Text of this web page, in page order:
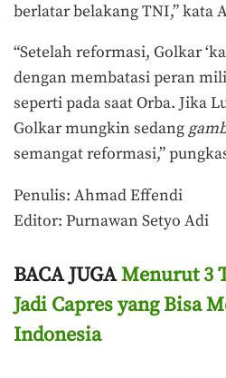
berlatar belakang TNI,” kata
“Setelah reformasi, Golkar
dengan membatasi peran
seperti pada saat Orba. Jika
Golkar mungkin sedang
semangat reformasi,”
Penulis: Ahmad Effendi
Editor: Purnawan Setyo Adi
BACA JUGAMenurut 3
Jadi Capres yang Bisa
Indonesia